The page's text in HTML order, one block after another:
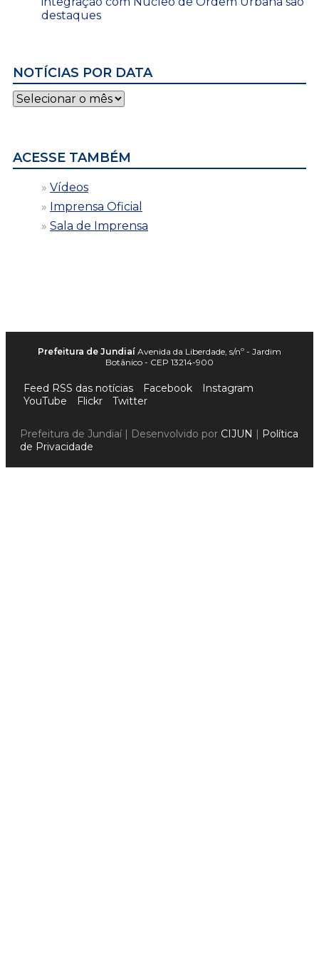
destaques
NOTÍCIAS POR DATA
Notícias
por
ACESSE TAMBÉM
Vídeos
Imprensa Oficial
Sala de Imprensa
Prefeitura de Jundiaí Avenida da Liberdade, s/nº - Jardim
Botânico - CEP 13214-900
Feed RSS das notícias Facebook
Instagram
YouTube
Flickr Twitter
Prefeitura de Jundiaí | Desenvolvido por CIJUN
Política
de Privacidade